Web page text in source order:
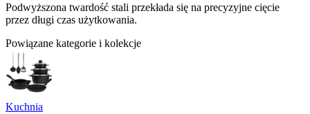
Podwyższona twardość stali przekłada się na precyzyjne cięcie
przez długi czas użytkowania.
Powiązane kategorie i kolekcje
Kuchnia